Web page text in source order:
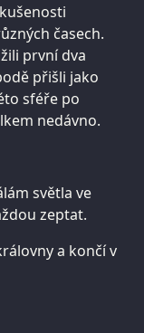
časech.
první dva
přišli jako
sféře po
nedávno.
světla ve
zeptat.
a končí v